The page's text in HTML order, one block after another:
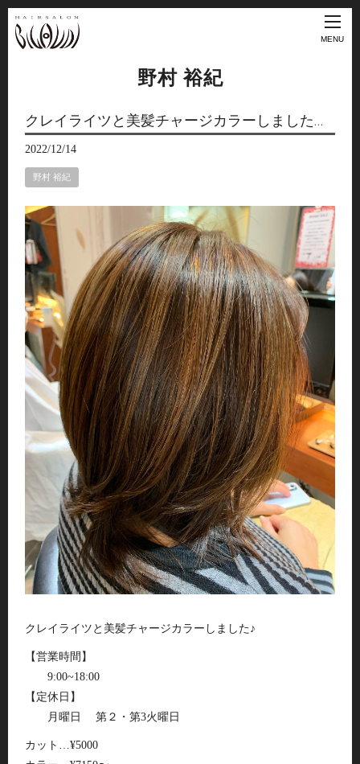
MENU
野村 裕紀
クレイライツと美髪チャージカラーしました…
2022/12/14
野村 裕紀
クレイライツと美髪チャージカラーしました♪
【営業時間】
9:00~18:00
【定休日】
月曜日 第２・第3火曜日
カット…¥5000